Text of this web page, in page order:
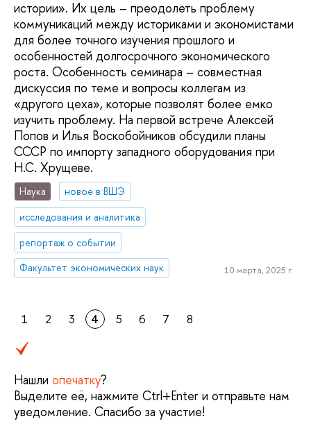
истории». Их цель – преодолеть проблему
коммуникаций между историками и экономистами
для более точного изучения прошлого и
особенностей долгосрочного экономического
роста. Особенность семинара – совместная
дискуссия по теме и вопросы коллегам из
«другого цеха», которые позволят более емко
изучить проблему. На первой встрече Алексей
Попов и Илья Воскобойников обсудили планы
СССР по импорту западного оборудования при
Н.С. Хрущеве.
Наука
новое в ВШЭ
исследования и аналитика
репортаж о событии
Факультет экономических наук
10 марта, 2025 г.
1 2 3 4 5 6 7 8
Нашли опечатку?
Выделите её, нажмите Ctrl+Enter и отправьте нам
уведомление. Спасибо за участие!